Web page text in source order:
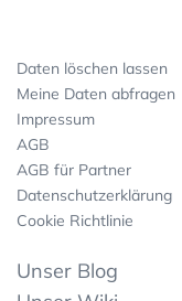
Daten löschen lassen
Meine Daten abfragen
Impressum
AGB
AGB für Partner
Datenschutzerklärung
Cookie Richtlinie
Unser Blog